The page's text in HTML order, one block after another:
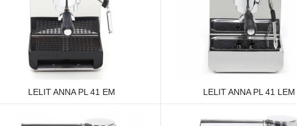
LELIT ANNA PL 41 EM LELIT ANNA PL 41 LEM